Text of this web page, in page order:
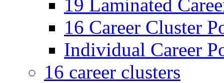
19 Laminated
16 Career Cluster
Individual Career
16 career clusters